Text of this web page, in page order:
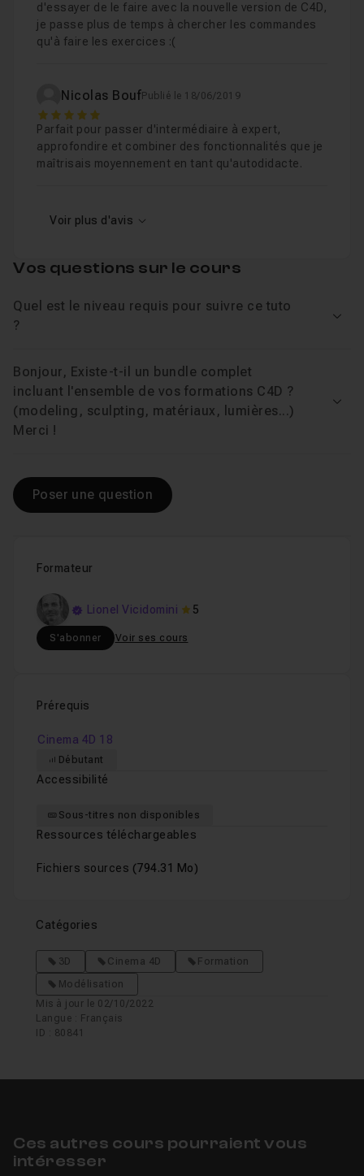
Leçon 17 Sélection en miroir (S22)
Leçon 18 Manipulation des axes
Leçon 20 Gérer les axes des objets
Leçon 21 Manipuler les objets
Leçon 22 La sélection progressive Voir
Leçon 24
Chapitre 4 : Les outils de modélisation
Chapitre 5 : Les Déformateurs
Chapitre 7 : Les Volumes (R20 et +)
Chapitre 9 : ZRemesher (R26 et +)
Cours 2
d'essayer de le faire avec la nouvelle version de C4D,
je passe plus de temps à chercher les commandes
qu'à faire les exercices :(
Nicolas BoufPublié le 18/06/2019
5
Parfait pour passer d'intermédiaire à expert,
approfondire et combiner des fonctionnalités que je
maîtrisais moyennement en tant qu'autodidacte.
Voir plus d'avis
Formateur
Lionel Vicidomini 5
S'abonner Voir ses cours
Prérequis
Cinema 4D 18
Débutant
Accessibilité
Sous-titres non disponibles
Ressources téléchargeables
Fichiers sources (794.31 Mo)
Catégories
3D Cinema 4D
Formation
Modélisation
Mis à jour le 02/10/2022
Langue : Français
ID : 80841
Vos questions sur le cours
Quel est le niveau requis pour suivre ce tuto
?
Bonjour, Existe-t-il un bundle complet
incluant l'ensemble de vos formations C4D ?
(modeling, sculpting, matériaux, lumières...)
Merci !
Poser une question
Ces autres cours pourraient vous
intéresser